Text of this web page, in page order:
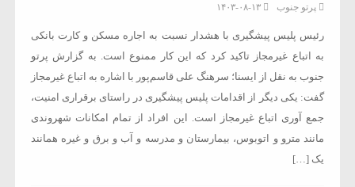
پرتو جنوب ۱۴۰۳-۰۸-۱۳
رئیس پلیس پیشگیری با هشدار نسبت به اجاره مسکن و کارت بانکی
به اتباع غیرمجاز تاکید کرد که این کار ممنوع است. به گزارش پرتو
جنوب به نقل از ایسنا؛ سرهنگ علی قاسم‌پور با اشاره به اتباع غیرمجاز
گفت: یکی دیگر از اقدامات پلیس پیشگیری در راستای برقراری امنیت،
جمع آوری اتباع غیرمجاز است. این افراد از تمام امکانات شهروندی
مانند مترو و اتوبوس، بیمارستان و مدرسه و آب و برق و غیره همانند
یک […]